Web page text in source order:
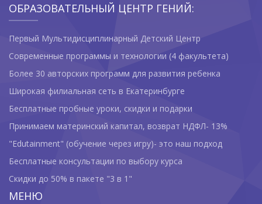
ОБРАЗОВАТЕЛЬНЫЙ ЦЕНТР ГЕНИЙ:
Первый Мультидисциплинарный Детский Центр
Современные программы и технологии (4 факультета)
Более 30 авторских программ для развития ребенка
Широкая филиальная сеть в Екатеринбурге
Бесплатные пробные уроки, скидки и подарки
Принимаем материнский капитал, возврат НДФЛ- 13%
"Edutainment" (обучение через игру)- это наш подход
Бесплатные консультации по выбору курса
Скидки до 50% в пакете "3 в 1"
МЕНЮ